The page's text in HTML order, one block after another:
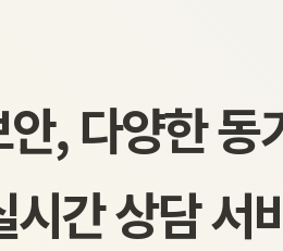
, 다양한 동
간 상담 서